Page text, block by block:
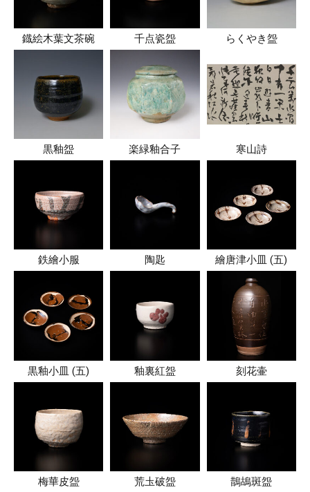
鐡絵木葉文茶碗 千点瓷盌 らくやき盌
黒釉盌 楽緑釉合子 寒山詩
鉄繪小服 陶匙 繪唐津小皿 (五)
黒釉小皿 (五) 釉裏紅盌 刻花壷
梅華皮盌 荒圡破盌 鵲鴣斑盌